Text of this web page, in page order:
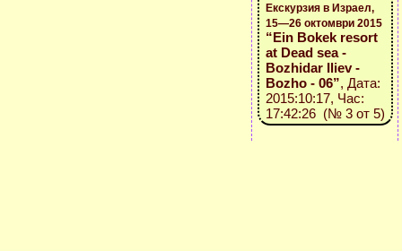
Екскурзия в Израел,
15—26 октомври 2015
“Ein Bokek resort
at Dead sea -
Bozhidar Iliev -
Bozho - 06”, Дата:
2015:10:17, Час:
17:42:26 (№ 3 от 5)